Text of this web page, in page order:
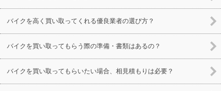
バイクを高く買い取ってくれる優良業者の選び方？
バイクを買い取ってもらう際の準備・書類はあるの？
バイクを買い取ってもらいたい場合、相見積もりは必要？